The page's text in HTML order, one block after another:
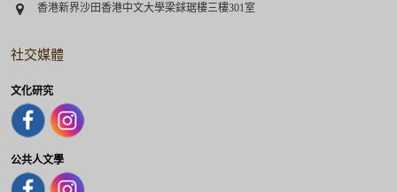
Address
香港新界沙田香港中文大學梁銶琚樓三樓301室
社交媒體
文化研究
公共人文學